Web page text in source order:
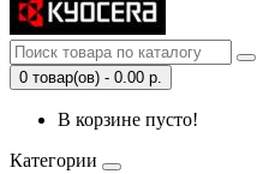
0 товар(ов) - 0.00 р.
В корзине пусто!
Категории